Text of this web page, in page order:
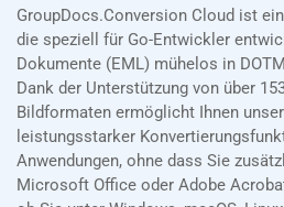
GroupDocs.Conversion Cloud ist
die speziell für Go-Entwickler
Dokumente (EML) mühelos in
Dank der Unterstützung von über
Bildformaten ermöglicht Ihnen
leistungsstarker
Anwendungen, ohne dass Sie
Microsoft Office oder Adobe